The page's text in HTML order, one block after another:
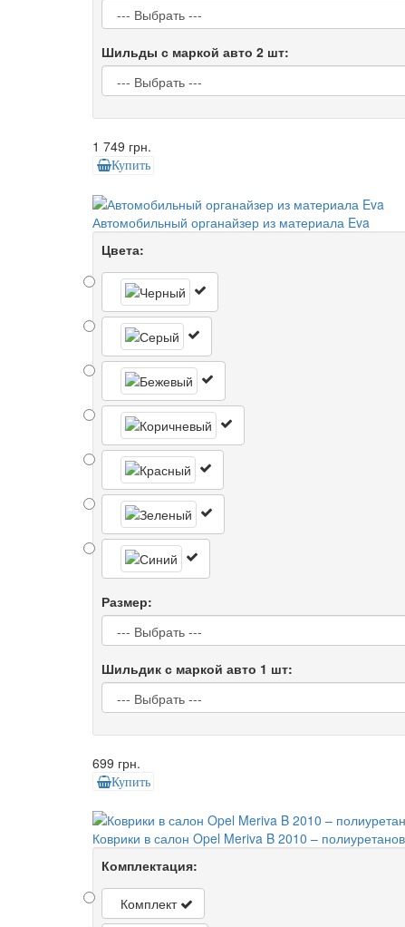
Шильды с маркой авто 2 шт:
1 749 грн.
Купить
Автомобильный органайзер из материала Eva
Цвета:
Размер:
Шильдик с маркой авто 1 шт:
699 грн.
Купить
Коврики в салон Opel Meriva B 2010 –
Комплектация:
Комплект